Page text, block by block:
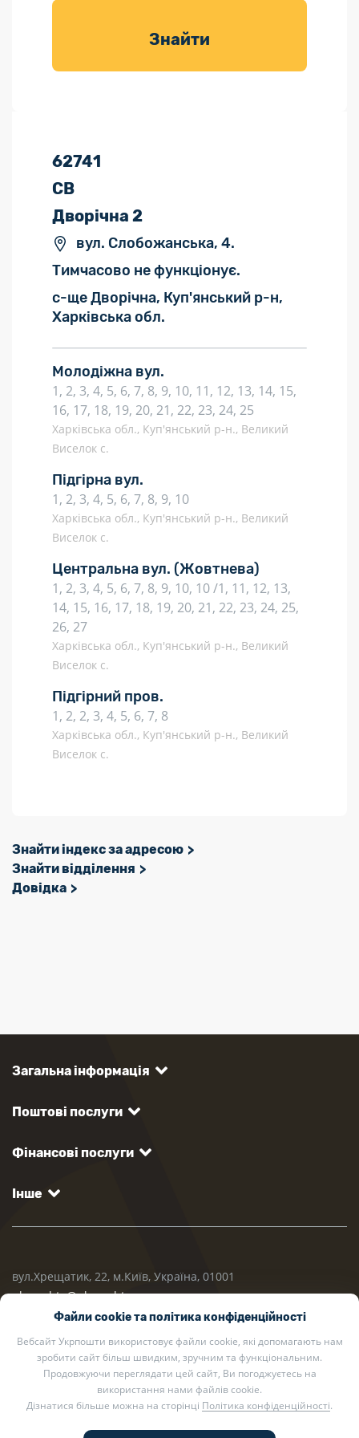
товарів для
Знайти
62741
СВ
Дворічна 2
вул. Слобожанська, 4.
Тимчасово не функціонує.
с-ще Дворічна, Куп'янський р-н,
Харківська обл.
Молодіжна вул.
1, 2, 3, 4, 5, 6, 7, 8, 9, 10, 11, 12, 13, 14, 15,
16, 17, 18, 19, 20, 21, 22, 23, 24, 25
Харківська обл., Куп'янський р-н., Великий
Виселок с.
Підгірна вул.
1, 2, 3, 4, 5, 6, 7, 8, 9, 10
Харківська обл., Куп'янський р-н., Великий
Виселок с.
Центральна вул. (Жовтнева)
1, 2, 3, 4, 5, 6, 7, 8, 9, 10, 10 /1, 11, 12, 13,
14, 15, 16, 17, 18, 19, 20, 21, 22, 23, 24, 25,
26, 27
Харківська обл., Куп'янський р-н., Великий
Виселок с.
Підгірний пров.
1, 2, 2, 3, 4, 5, 6, 7, 8
Харківська обл., Куп'янський р-н., Великий
Виселок с.
Знайти індекс за адресою
Знайти відділення
Довідка
Загальна інформація
Поштові послуги
Фінансові послуги
Інше
вул.Хрещатик, 22, м.Київ, Україна, 01001
ukrposhta@ukrposhta.ua
Файли cookie та політика конфіденційності
Вебсайт Укрпошти використовує файли cookie, які допомагають нам
зробити сайт більш швидким, зручним та функціональним.
Продовжуючи переглядати цей сайт, Ви погоджуєтесь на
використання нами файлів cookie.
Дізнатися більше можна на сторінці Політика конфіденційності.